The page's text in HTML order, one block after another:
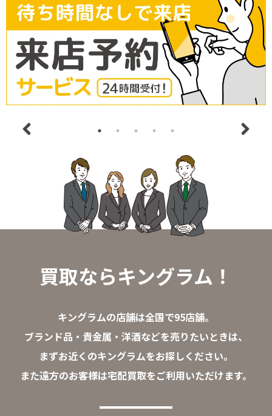
買取ならキングラム！
キングラムの店舗は全国で95店舗。
ブランド品・貴金属・洋酒などを売りたいときは、
まずお近くのキングラムをお探しください。
また遠方のお客様は宅配買取をご利用いただけます。